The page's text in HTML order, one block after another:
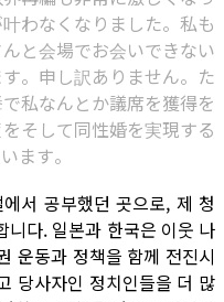
わなくなりました。私も
と会場でお会いできない
。申し訳ありません。た
私なんとか議席を獲得を
そして同性婚を実現する
ます。
서 공부했던 곳으로, 제 청
니다. 일본과 한국은 이웃 나
운동과 정책을 함께 전진시
당사자인 정치인들을 더 많